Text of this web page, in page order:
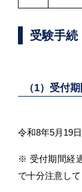
受験手続
（1）受付
令和8年5月19
※ 受付期間経
で十分注意して